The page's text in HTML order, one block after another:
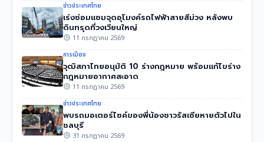
ข่าวประเทศไทย
เร่งซ่อมแซมจุดอุโมงค์รถไฟฟ้าสายสีม่วง หลังพบ
ดินทรุดที่วงเวียนใหญ่
11 กรกฎาคม 2569
การเมือง
วุฒิสภาไทยอนุมัติ 10 ร่างกฎหมาย พร้อมแก้ไขร่าง
กฎหมายอากาศสะอาด
11 กรกฎาคม 2569
ข่าวประเทศไทย
พบรถมอเตอร์ไซค์ของพี่น้องชาวรัสเซียหายตัวไปใน
ชลบุรี
31 กรกฎาคม 2569